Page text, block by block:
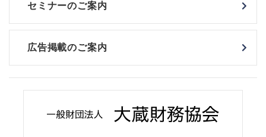
セミナーのご案内
広告掲載のご案内